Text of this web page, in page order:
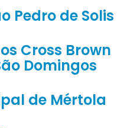
Pedro de Solis
Cross Brown
Domingos
de Mértola